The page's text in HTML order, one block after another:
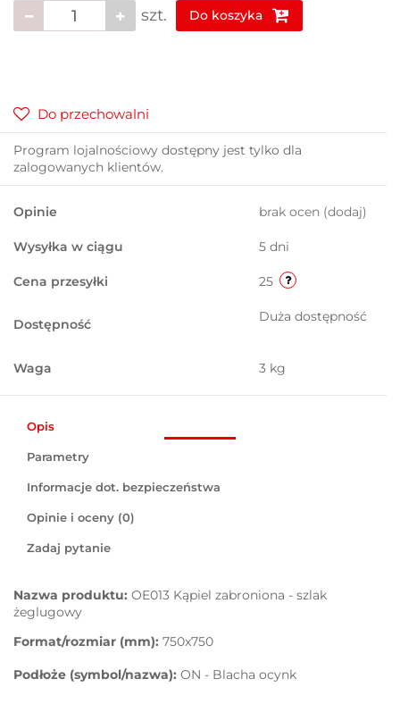
szt. Do koszyka
Do przechowalni
Program lojalnościowy dostępny jest tylko dla
zalogowanych klientów.
Opinie brak ocen (dodaj)
Wysyłka w ciągu 5 dni
Cena przesyłki 25
Dostępność Duża dostępność
Waga 3 kg
Opis
Parametry
Informacje dot. bezpieczeństwa
Opinie i oceny (0)
Zadaj pytanie
Nazwa produktu: OE013 Kąpiel zabroniona - szlak
żeglugowy
Format/rozmiar (mm): 750x750
Podłoże (symbol/nazwa): ON - Blacha ocynk